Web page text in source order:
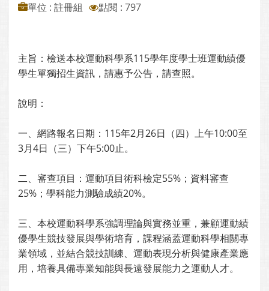
單位 : 註冊組
點閱 : 797
主旨：檢送本校運動科學系115學年度學士班運動績優
學生單獨招生資訊，請惠予公告，請查照。
說明：
一、網路報名日期：115年2月26日（四）上午10:00至
3月4日（三）下午5:00止。
二、審查項目：運動項目術科檢定55%；資料審查
25%；學科能力測驗成績20%。
三、本校運動科學系強調理論與實務並重，兼顧運動績
優學生競技發展與學術培育，課程涵蓋運動科學相關專
業領域，並結合競技訓練、運動表現分析與健康產業應
用，培養具備專業知能與長遠發展能力之運動人才。